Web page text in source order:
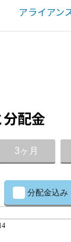
アライアン
配金